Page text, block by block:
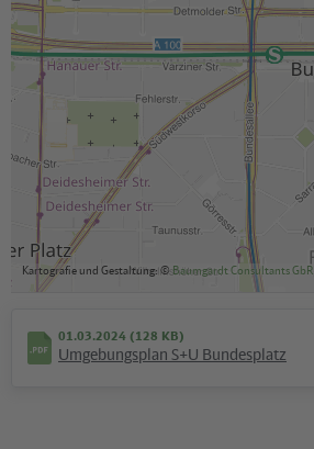
Kartografie und Gestaltung: © Baumgardt Consultants GbR
01.03.2024 (128 KB)
Umgebungsplan S+U Bundesplatz